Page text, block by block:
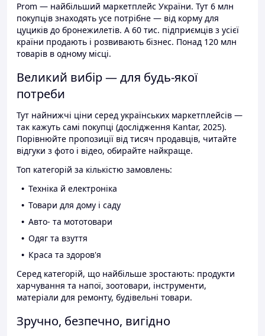
Prom — найбільший маркетплейс України. Тут 6 млн
покупців знаходять усе потрібне — від корму для
цуциків до бронежилетів. А 60 тис. підприємців з усієї
країни продають і розвивають бізнес. Понад 120 млн
товарів в одному місці.
Великий вибір — для будь-якої
потреби
Тут найнижчі ціни серед українських маркетплейсів —
так кажуть самі покупці (дослідження Kantar, 2025).
Порівнюйте пропозиції від тисяч продавців, читайте
відгуки з фото і відео, обирайте найкраще.
Топ категорій за кількістю замовлень:
Техніка й електроніка
Товари для дому і саду
Авто- та мототовари
Одяг та взуття
Краса та здоров'я
Серед категорій, що найбільше зростають: продукти
харчування та напої, зоотовари, інструменти,
матеріали для ремонту, будівельні товари.
Зручно, безпечно, вигідно